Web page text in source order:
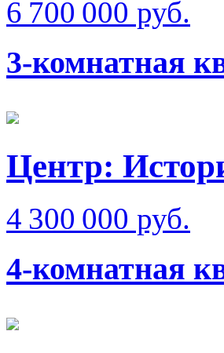
6 700 000 руб.
3-комнатная
Центр:
4 300 000 руб.
4-комнатная